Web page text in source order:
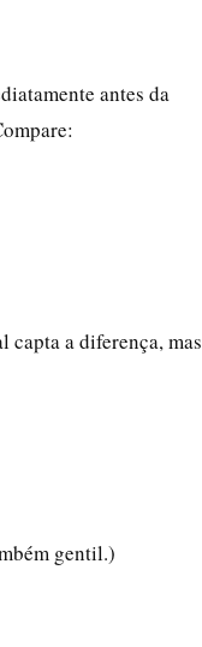
antes da
capta a diferença, mas
gentil.)